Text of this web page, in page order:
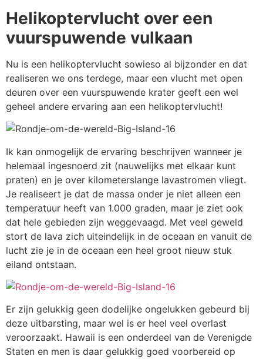
Helikoptervlucht over een
vuurspuwende vulkaan
Nu is een helikoptervlucht sowieso al bijzonder en dat
realiseren we ons terdege, maar een vlucht met open
deuren over een vuurspuwende krater geeft een wel
geheel andere ervaring aan een helikoptervlucht!
Ik kan onmogelijk de ervaring beschrijven wanneer je
helemaal ingesnoerd zit (nauwelijks met elkaar kunt
praten) en je over kilometerslange lavastromen vliegt.
Je realiseert je dat de massa onder je niet alleen een
temperatuur heeft van 1.000 graden, maar je ziet ook
dat hele gebieden zijn weggevaagd. Met veel geweld
stort de lava zich uiteindelijk in de oceaan en vanuit de
lucht zie je in de oceaan een heel groot nieuw stuk
eiland ontstaan.
Er zijn gelukkig geen dodelijke ongelukken gebeurd bij
deze uitbarsting, maar wel is er heel veel overlast
veroorzaakt. Hawaii is een onderdeel van de Verenigde
Staten en men is daar gelukkig goed voorbereid op